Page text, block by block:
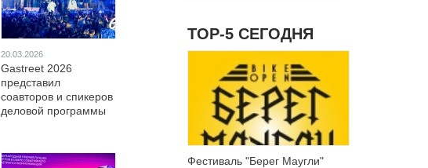
20.03.2026
Gastreet 2026
представил
соавторов и спикеров
деловой программы
ТОР-5 СЕГОДНЯ
Фестиваль "Берег Маугли"